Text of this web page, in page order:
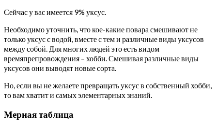
Сейчас у вас имеется 9% уксус.
Необходимо уточнить, что кое-какие повара смешивают не
только уксус с водой, вместе с тем и различные виды уксусов
между собой. Для многих людей это есть видом
времяпрепровождения – хобби. Смешивая различные виды
уксусов они выводят новые сорта.
Но, если вы не желаете превращать уксус в собственный хобби,
то вам хватит и самых элементарных знаний.
Мерная таблица